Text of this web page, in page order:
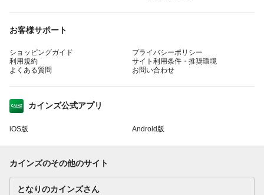
お客様サポート
ショッピングガイド
利用規約
よくある質問
プライバシーポリシー
サイト利用条件・推奨環境
お問い合わせ
カインズ公式アプリ
iOS版 Android版
カインズのその他のサイト
となりのカインズさん